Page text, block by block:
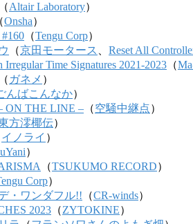
Altair Laboratory）
Onsha）
（Tengu Corp）
（京田モータース
Reset All
Irregular Time Signatures 2021-2023 （
（ ガネメ ）
んばこんなか）
ON THE LINE – （空騒中継点）
方澪椰伝）
イノライ ）
）
（TSUKUMO RECORD）
Corp）
・ワンダフル!! （CR-winds）
2023 （ZYTOKINE）